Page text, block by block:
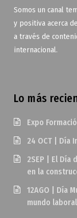
Somos un canal
y positiva acerca
a través de
internacional.
Lo más
Expo
24 OCT | Día
2SEP | El
en la
12AGO | Día
mundo